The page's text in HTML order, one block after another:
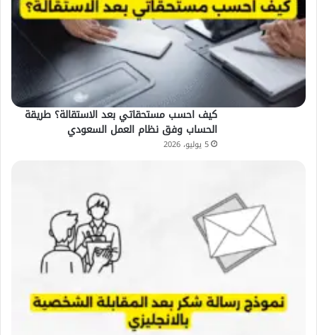
كيف احسب مستحقاتي بعد الاستقالة؟ طريقة
الحساب وفق نظام العمل السعودي
5 يوليو، 2026